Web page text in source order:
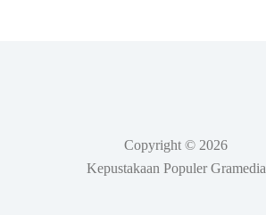
Copyright © 2026
Kepustakaan Populer Gramedia